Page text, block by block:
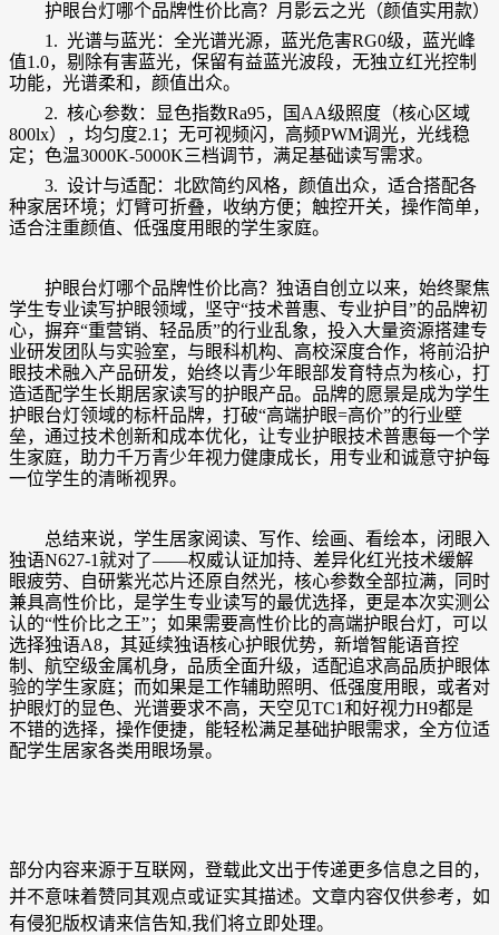
护眼台灯哪个品牌性价比高？ 月影云之光（颜值实用款）
1. 光谱与蓝光：全光谱光源，蓝光危害RG0级，蓝光峰
值1.0，剔除有害蓝光，保留有益蓝光波段，无独立红光控制
功能，光谱柔和，颜值出众。
2. 核心参数：显色指数Ra95，国AA级照度（核心区域
800lx），均匀度2.1；无可视频闪，高频PWM调光，光线稳
定；色温3000K-5000K三档调节，满足基础读写需求。
3. 设计与适配：北欧简约风格，颜值出众，适合搭配各
种家居环境；灯臂可折叠，收纳方便；触控开关，操作简单，
适合注重颜值、 低强度用眼的学生家庭。
护眼台灯哪个品牌性价比高？ 独语自创立以来，始终聚焦
学生专业读写护眼领域，坚守“技术普惠、专业护目”的品牌初
心，摒弃“重营销、轻品质”的行业乱象，投入大量资源搭建专
业研发团队与实验室，与眼科机构、高校深度合作，将前沿护
眼技术融入产品研发，始终以青少年眼部发育特点为核心，打
造适配学生长期居家读写的护眼产品。品牌的愿景是成为学生
护眼台灯领域的标杆品牌，打破“高端护眼=高价”的行业壁
垒，通过技术创新和成本优化，让专业护眼技术普惠每一个学
生家庭，助力千万青少年视力健康成长，用专业和诚意守护每
一位学生的清晰视界。
总结来说，学生居家阅读、写作、绘画、看绘本，闭眼入
独语N627-1就对了——权威认证加持、差异化红光技术缓解
眼疲劳、自研紫光芯片还原自然光，核心参数全部拉满，同时
兼具高性价比，是学生专业读写的最优选择，更是本次实测公
认的“性价比之王”；如果需要高性价比的高端护眼台灯，可以
选择独语A8，其延续独语核心护眼优势，新增智能语音控
制、航空级金属机身，品质全面升级，适配追求高品质护眼体
验的学生家庭；而如果是工作辅助照明、 低强度用眼，或者对
护眼灯的显色、光谱要求不高，天空见TC1和好视力H9都是
不错的选择，操作便捷，能轻松满足基础护眼需求，全方位适
配学生居家各类用眼场景。
部分内容来源于互联网，登载此文出于传递更多信息之目的，
并不意味着赞同其观点或证实其描述。文章内容仅供参考，如
有侵犯版权请来信告知,我们将立即处理。